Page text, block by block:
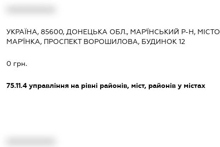
УКРАЇНА, 85600, ДОНЕЦЬКА ОБЛ., МАР'ЇНСЬКИЙ Р-Н, МІСТО
МАР'ЇНКА, ПРОСПЕКТ ВОРОШИЛОВА, БУДИНОК 12
0 грн.
75.11.4 управління на рівні районів, міст, районів у містах